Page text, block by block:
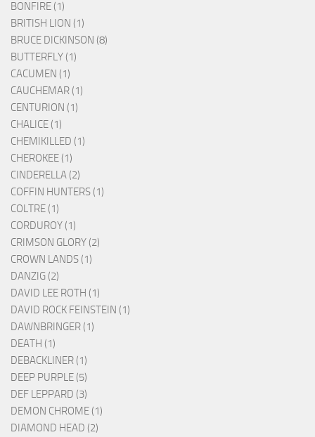
BONFIRE (1)
BRITISH LION (1)
BRUCE DICKINSON (8)
BUTTERFLY (1)
CACUMEN (1)
CAUCHEMAR (1)
CENTURION (1)
CHALICE (1)
CHEMIKILLED (1)
CHEROKEE (1)
CINDERELLA (2)
COFFIN HUNTERS (1)
COLTRE (1)
CORDUROY (1)
CRIMSON GLORY (2)
CROWN LANDS (1)
DANZIG (2)
DAVID LEE ROTH (1)
DAVID ROCK FEINSTEIN (1)
DAWNBRINGER (1)
DEATH (1)
DEBACKLINER (1)
DEEP PURPLE (5)
DEF LEPPARD (3)
DEMON CHROME (1)
DIAMOND HEAD (2)